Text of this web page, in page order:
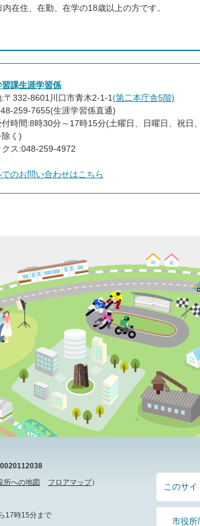
在住、在勤、在学の18歳以上の方です。
課生涯学習係
:〒332-8601川口市青木2-1-1(第二本庁舎5階)
259-7655(生涯学習係直通)
付時間:8時30分～17時15分(土曜日、日曜日、祝日
く)
クス:048-259-4972
でのお問い合わせはこちら
所への地図 フロアマップ）
17時15分まで
このサ
市役所